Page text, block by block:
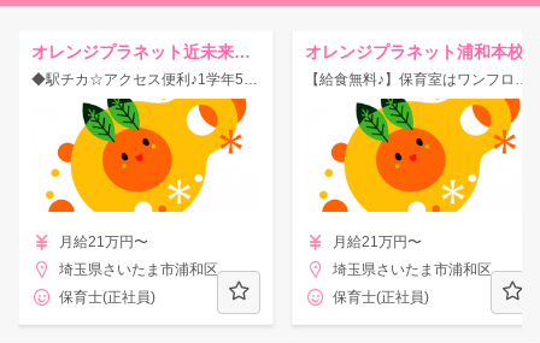
オレンジプラネット近未来型保育園ソレイユ
◆駅チカ☆アクセス便利♪1学年5～6人限定の極小数制保育園☆
月給21万円〜
埼玉県さいたま市浦和区
保育士(正社員)
オレンジプラネット浦和本校
【給食無料♪】保育室はワンフロア！先生同士仲良く雰囲気の良い保育園☆
月給21万円〜
埼玉県さいたま市浦和区
保育士(正社員)